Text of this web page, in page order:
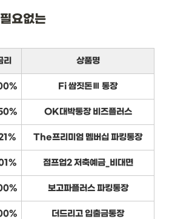
요없는
리 상품명
Fi 쌈짓돈Ⅲ 통장
OK대박통장 비즈플러스
The프리미엄 멤버십 파킹통장
점프업2 저축예금_비대면
보고파플러스 파킹통장
더드리고 입출금통장